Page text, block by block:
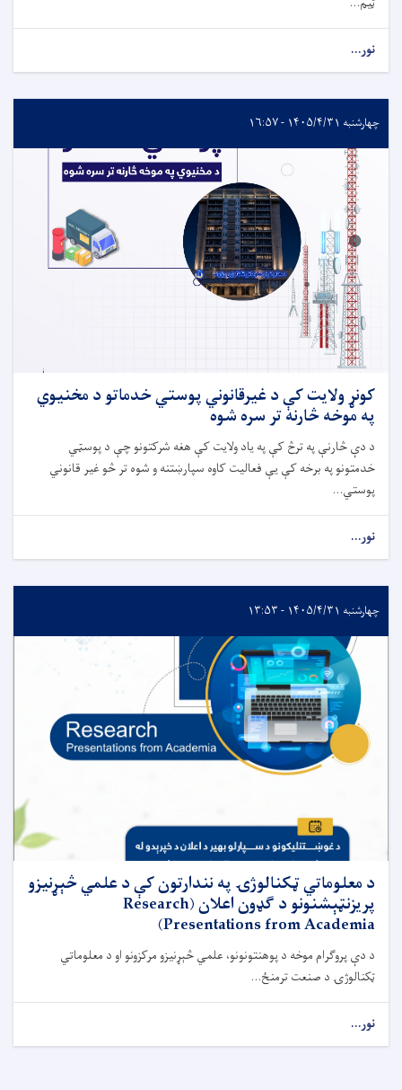
نور...
چهارشنبه ۱۴۰۵/۴/۳۱ - ۱۶:۵۷
کونړ ولایت کې د غیرقانوني پوستي خدماتو د مخنیوي
په موخه څارنه تر سره شوه
د دې څارنې په ترڅ کې په یاد ولایت کې هغه شرکتونو چې د پوسټي
خدمتونو په برخه کې یې فعالیت کاوه سپارښتنه و شوه تر څو غیر قانوني
پوستي...
نور...
چهارشنبه ۱۴۰۵/۴/۳۱ - ۱۳:۵۳
د معلوماتي ټکنالوژۍ په نندارتون کې د علمي څېړنیزو
پریزنټېشنونو د ګډون اعلان (Research
Presentations from Academia)
د دې پروګرام موخه د پوهنتونونو، علمي څېړنیزو مرکزونو او د معلوماتي
ټکنالوژۍ د صنعت ترمنځ...
نور...